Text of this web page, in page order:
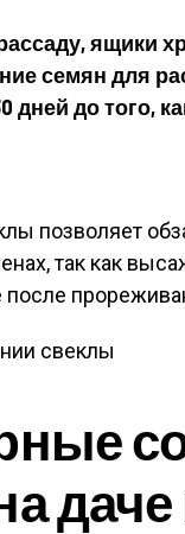
ящики
семян для
дней до того,
позволяет
так как
свеклы
даче